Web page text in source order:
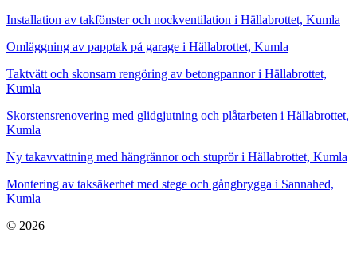
Installation av takfönster och nockventilation i Hällabrottet, Kumla
Omläggning av papptak på garage i Hällabrottet, Kumla
Taktvätt och skonsam rengöring av betongpannor i Hällabrottet,
Kumla
Skorstensrenovering med glidgjutning och plåtarbeten i Hällabrottet,
Kumla
Ny takavvattning med hängrännor och stuprör i Hällabrottet, Kumla
Montering av taksäkerhet med stege och gångbrygga i Sannahed,
Kumla
© 2026